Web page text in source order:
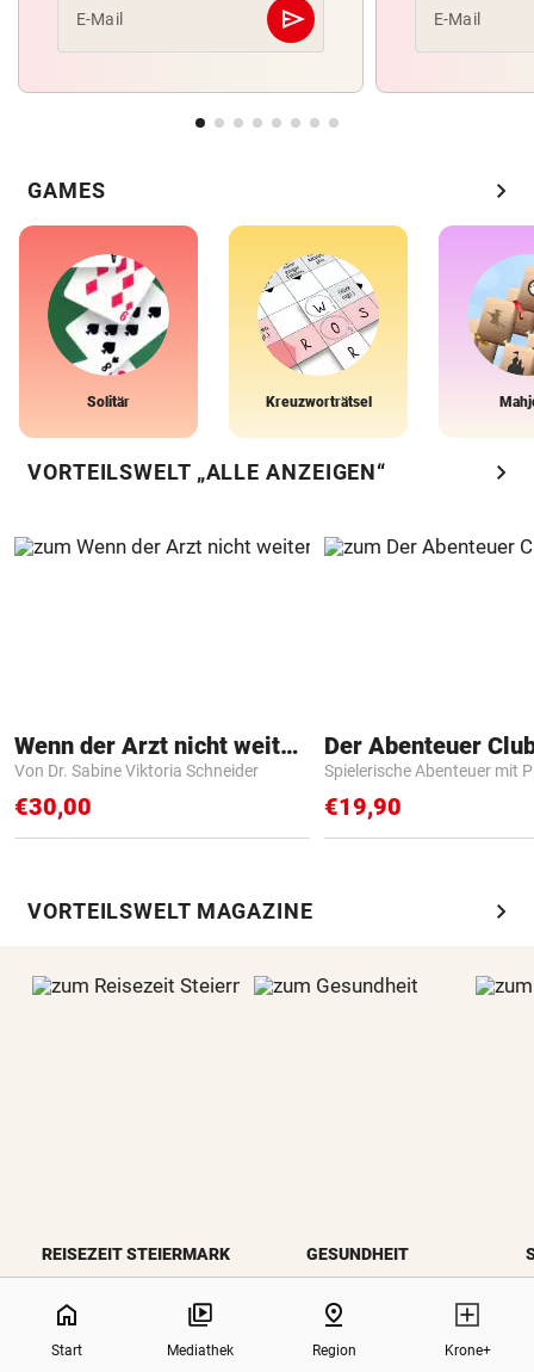
E-Mail send
Abschicken E-Mail
GAMES chevron_right
Solitär Kreuzworträtsel
VORTEILSWELT „ALLE ANZEIGEN“ chevron_right
Wenn der Arzt nicht weiter weiß
Von Dr. Sabine Viktoria Schneider
€30,00
Der Abenteuer
Spielerische Abenteuer mit
€19,90
VORTEILSWELT MAGAZINE chevron_right
REISEZEIT STEIERMARK GESUNDHEIT
home
Start Mediathek
pin_drop
Region Krone+
0%